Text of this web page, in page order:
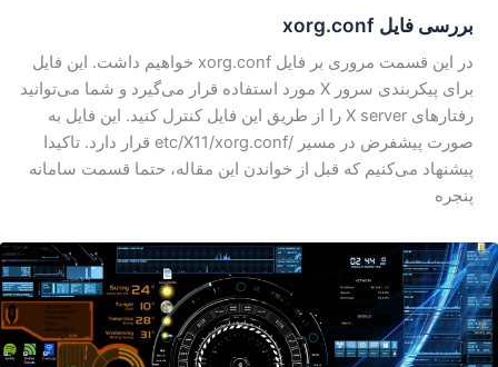
بررسی فایل xorg.conf
در این قسمت مروری بر فایل xorg.conf خواهیم داشت. این فایل
برای پیکربندی سرور X مورد استفاده قرار می‌گیرد و شما می‌توانید
رفتارهای X server را از طریق این فایل کنترل کنید. این فایل به
صورت پیشفرض در مسیر /etc/X11/xorg.conf قرار دارد. تاکیدا
پیشنهاد می‌کنیم که قبل از خواندن این مقاله، حتما قسمت سامانه
پنجره